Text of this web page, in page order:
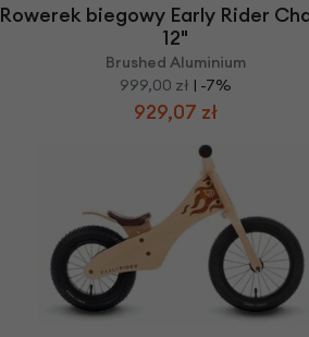
Rowerek biegowy Early Rider
12"
Brushed Aluminium
999,00 zł | -7%
929,07 zł